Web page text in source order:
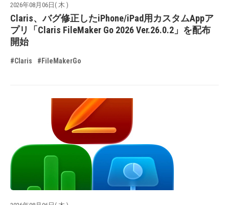
2026年08月06日( 木 )
Claris、バグ修正したiPhone/iPad用カスタムAppア
プリ「Claris FileMaker Go 2026 Ver.26.0.2」を配布
開始
#Claris #FileMakerGo